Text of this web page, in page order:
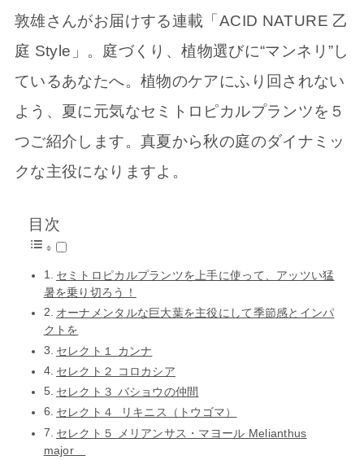
敦雄さんがお届けする連載「ACID NATURE 乙
庭 Style」。庭づくり、植物選びに“マンネリ”し
ているあなたへ。植物のケアにふり回されない
よう、夏に元気なセミトロピカルプランツを５
つご紹介します。真夏から秋の庭のダイナミッ
クな主役になりますよ。
目次
セミトロピカルプランツを上手に使って、アッツい猛
暑を乗り切ろう！
オーナメンタルな巨大葉を主役にして季節感とインパ
クトを
セレクト１ カンナ
セレクト２ コロカシア
セレクト３ バショウの仲間
セレクト４ リキニス（トウゴマ）
セレクト５ メリアンサス・マヨール Melianthus
major